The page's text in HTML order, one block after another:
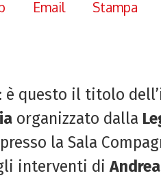
Email Stampa
è questo il titolo
organizzato dalla
presso la Sala
interventi di